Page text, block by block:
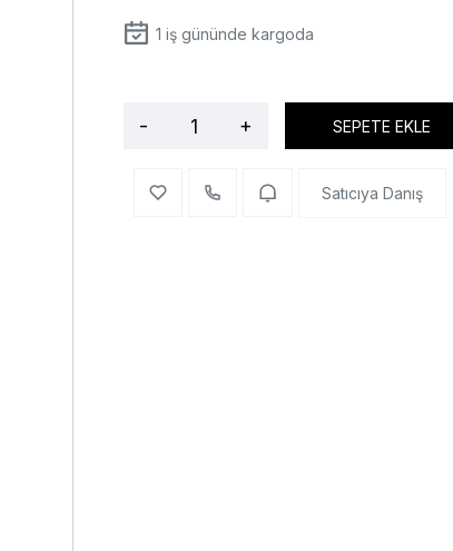
1 iş gününde kargoda
- + SEPETE EKLE
Satıcıya Danış